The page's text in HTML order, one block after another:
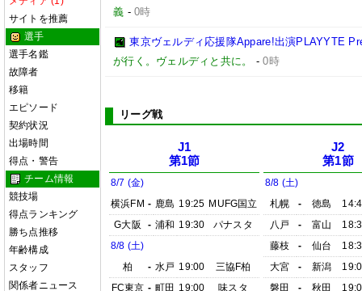
サイトを推薦
選手
選手名鑑
故障者
移籍
エピソード
契約状況
出場時間
得点・警告
チーム情報
競技場
得点ランキング
勝ち点推移
年齢構成
スタッフ
関係者ニュース
義 -0時
東京ヴェルディ応援隊Appare!出演PLAYYTE
が行く。ヴェルディと共に。
-0時
リーグ戦
J1
第1節
8/7 (金)
横浜FM - 鹿島 19:25 MUFG国立
G大阪
- 浦和 19:30
パナスタ
8/8 (土)
柏
- 水戸 19:00
三協F柏
FC東京 - 町田 19:00
味スタ
J2
第1節
8/8 (土)
札幌
- 徳島
八戸
- 富山
藤枝
- 仙台
大宮
- 新潟
磐田
- 秋田